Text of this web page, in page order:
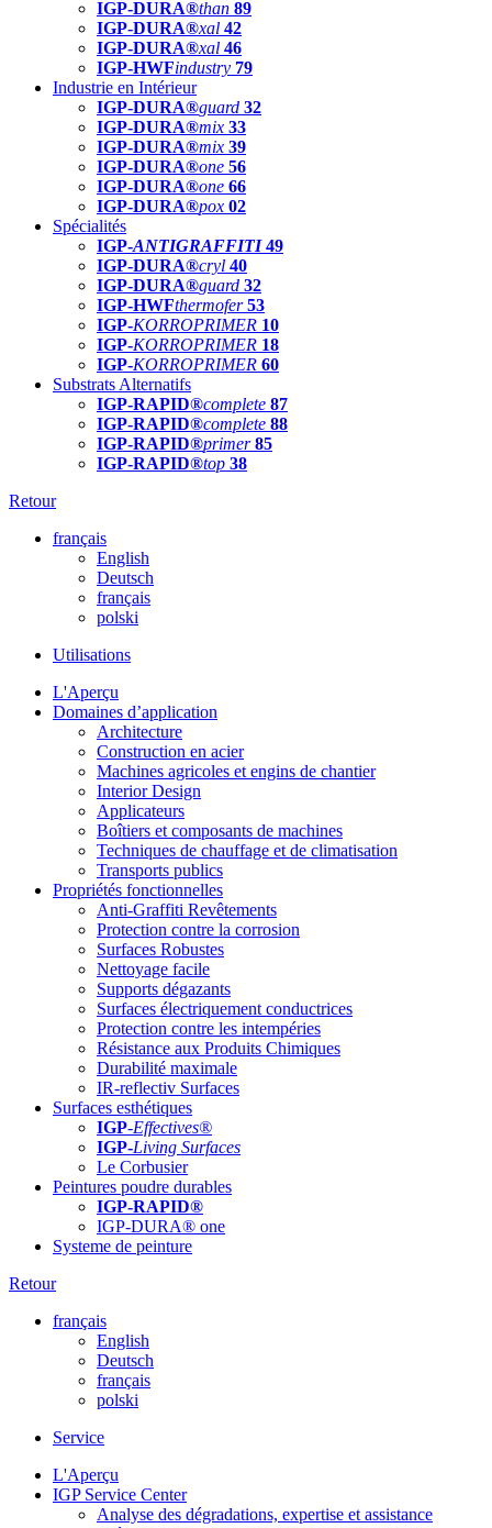
IGP-DURA®than 89
IGP-DURA®xal 42
IGP-DURA®xal 46
IGP-HWFindustry 79
Industrie en Intérieur
IGP-DURA®guard 32
IGP-DURA®mix 33
IGP-DURA®mix 39
IGP-DURA®one 56
IGP-DURA®one 66
IGP-DURA®pox 02
Spécialités
IGP-ANTIGRAFFITI49
IGP-DURA®cryl 40
IGP-DURA®guard 32
IGP-HWFthermofer 53
IGP-KORROPRIMER 10
IGP-KORROPRIMER 18
IGP-KORROPRIMER 60
Substrats Alternatifs
IGP-RAPID®complete 87
IGP-RAPID®complete 88
IGP-RAPID®primer 85
IGP-RAPID®top 38
Retour
français
English
Deutsch
français
polski
Utilisations
L'Aperçu
Domaines d’application
Architecture
Construction en acier
Machines agricoles et engins de chantier
Interior Design
Applicateurs
Boîtiers et composants de machines
Techniques de chauffage et de climatisation
Transports publics
Propriétés fonctionnelles
Anti-Graffiti Revêtements
Protection contre la corrosion
Surfaces Robustes
Nettoyage facile
Supports dégazants
Surfaces électriquement conductrices
Protection contre les intempéries
Résistance aux Produits Chimiques
Durabilité maximale
IR-reflectiv Surfaces
Surfaces esthétiques
IGP-Effectives®
IGP-Living Surfaces
Le Corbusier
Peintures poudre durables
IGP-RAPID®
IGP-DURA® one
Systeme de peinture
Retour
français
English
Deutsch
français
polski
Service
L'Aperçu
IGP Service Center
Analyse des dégradations, expertise et assistance